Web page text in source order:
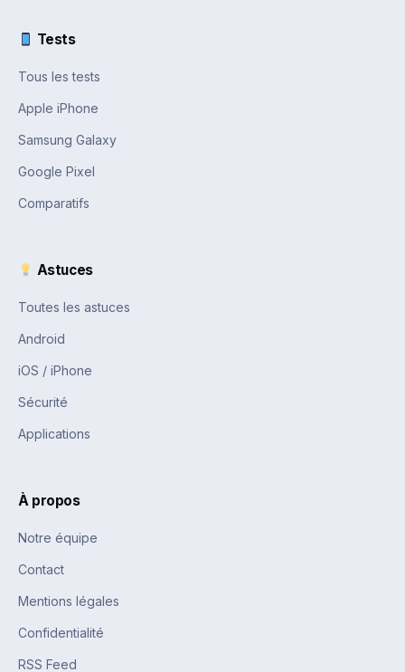
Tests
Tous les tests
Apple iPhone
Samsung Galaxy
Google Pixel
Comparatifs
Astuces
Toutes les astuces
Android
iOS / iPhone
Sécurité
Applications
À propos
Notre équipe
Contact
Mentions légales
Confidentialité
RSS Feed